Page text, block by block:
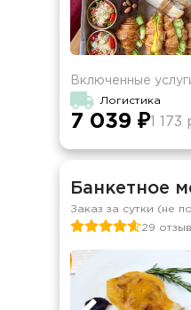
Включенные
Логистика
7 039 ₽1 173
Банкетное
Заказ за сутки (не
29